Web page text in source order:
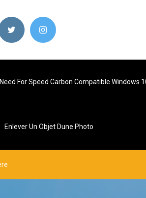
Need For Speed Carbon Compatible Windows
Enlever Un Objet Dune Photo